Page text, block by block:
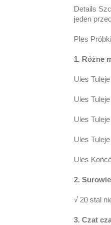
Details
jeden
Ples
1. Różne
Ules
Ules
Ules
Ules
Ules
2.
√ 20 stal
3. Czat